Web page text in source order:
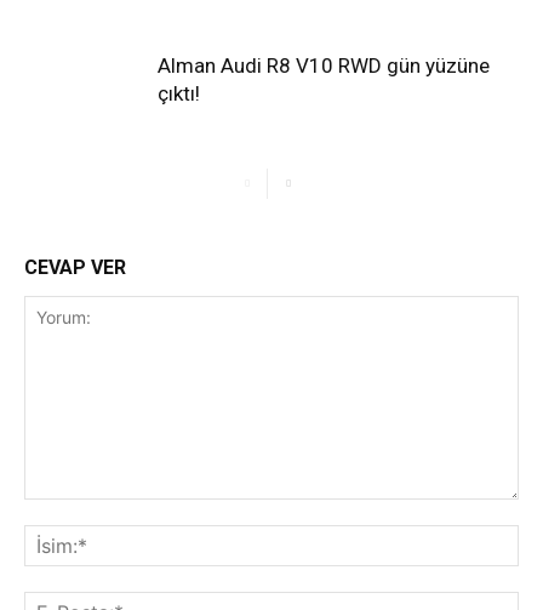
Alman Audi R8 V10 RWD gün yüzüne
çıktı!
CEVAP VER